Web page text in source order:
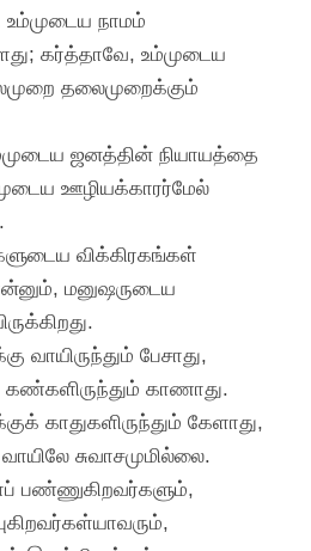
நாமம்
கர்த்தாவே, உம்முடைய
தலைமுறைக்கும்
ஜனத்தின் நியாயத்தை
ஊழியக்காரர்மேல்
விக்கிரகங்கள்
மனுஷருடைய
வாயிருந்தும் பேசாது,
காணாது.
காதுகளிருந்தும் கேளாது,
சுவாசமுமில்லை.
பண்ணுகிறவர்களும்,